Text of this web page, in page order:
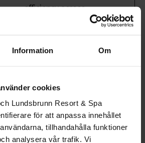
Information Om
cookies
Lundsbrunn Resort & Spa
för att anpassa innehållet
tillhandahålla funktioner
analysera vår trafik. Vi
efficiency across
between the user
and the
advertisement
banners on the